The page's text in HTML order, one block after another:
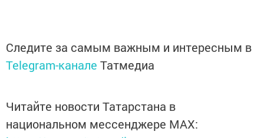
Следите за самым важным и интересным в
Telegram-канале Татмедиа
Читайте новости Татарстана в
национальном мессенджере MАХ: